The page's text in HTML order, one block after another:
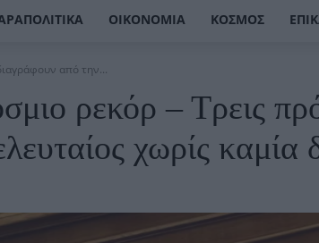
ΟΙΚΟΝΟΜΊΑ ΚΌΣΜΟΣ
από την...
ρεκόρ – Τρεις
χωρίς καμία